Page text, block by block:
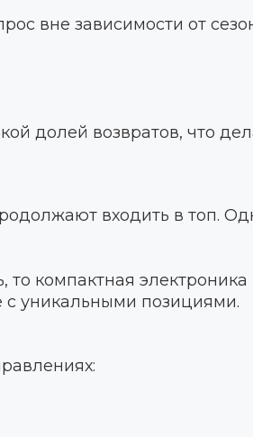
вне зависимости от
долей возвратов, что
входить в топ.
то компактная
уникальными позициями.